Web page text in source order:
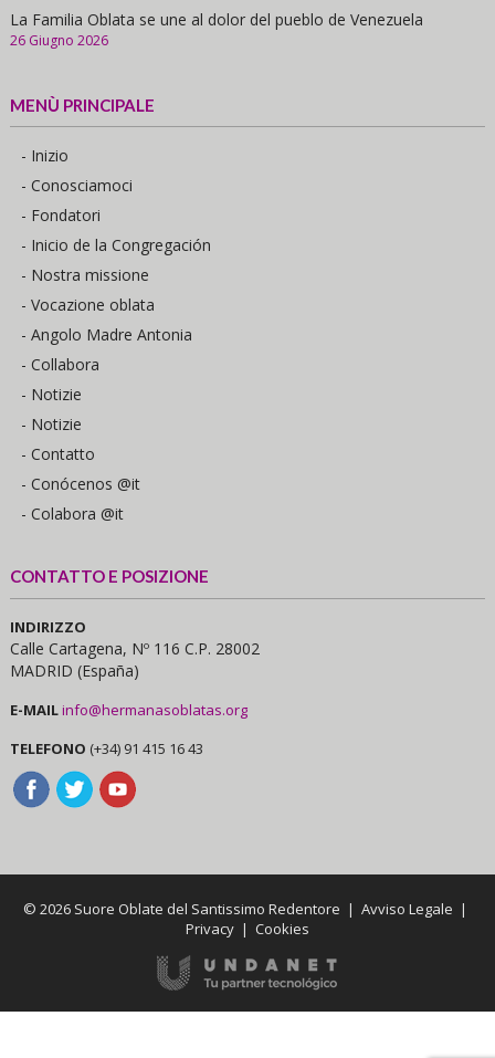
La Familia Oblata se une al dolor del pueblo de Venezuela
26 Giugno 2026
MENÙ PRINCIPALE
- Inizio
- Conosciamoci
- Fondatori
- Inicio de la Congregación
- Nostra missione
- Vocazione oblata
- Angolo Madre Antonia
- Collabora
- Notizie
- Notizie
- Contatto
- Conócenos @it
- Colabora @it
CONTATTO E POSIZIONE
INDIRIZZO
Calle Cartagena, Nº 116 C.P. 28002
MADRID (España)
E-MAILinfo@hermanasoblatas.org
TELEFONO (+34) 91 415 16 43
© 2026 Suore Oblate del Santissimo Redentore |Avviso Legale |
Privacy| Cookies